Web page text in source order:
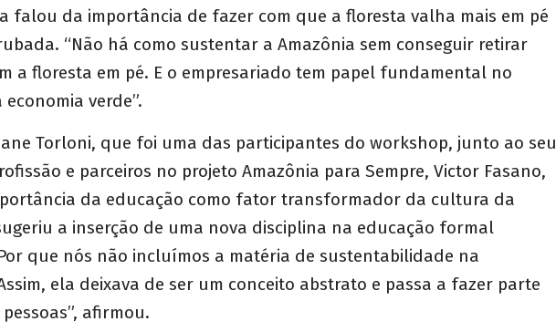
falou da importância de fazer com que a floresta valha mais em pé
“Não há como sustentar a Amazônia sem conseguir retirar
a floresta em pé. E o empresariado tem papel fundamental no
verde”.
Torloni, que foi uma das participantes do workshop, junto ao seu
e parceiros no projeto Amazônia para Sempre, Victor Fasano,
da educação como fator transformador da cultura da
a inserção de uma nova disciplina na educação formal
que nós não incluímos a matéria de sustentabilidade na
ela deixava de ser um conceito abstrato e passa a fazer parte
afirmou.